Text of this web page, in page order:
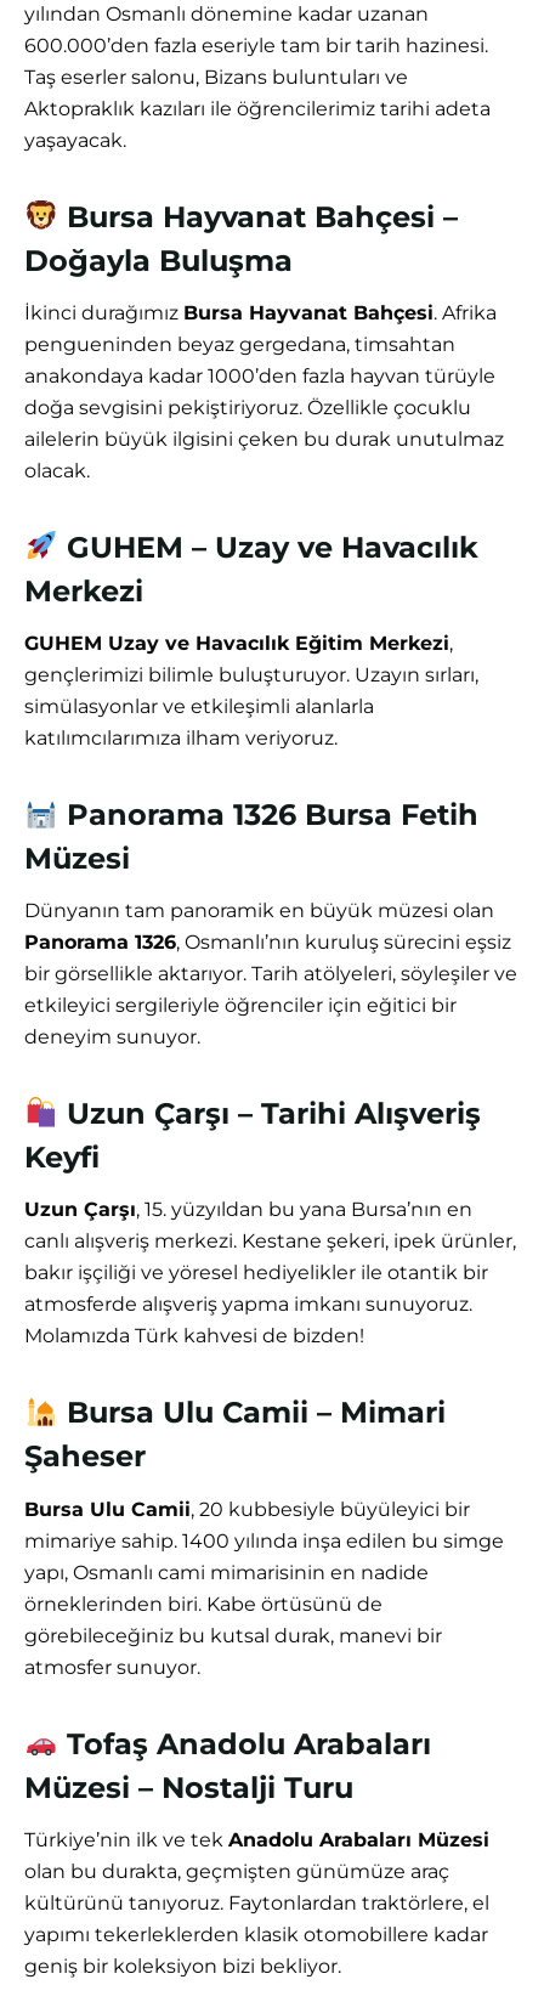
yılından Osmanlı dönemine kadar uzanan
600.000’den fazla eseriyle tam bir tarih hazinesi.
Taş eserler salonu, Bizans buluntuları ve
Aktopraklık kazıları ile öğrencilerimiz tarihi adeta
yaşayacak.
Bursa Hayvanat Bahçesi –
Doğayla Buluşma
İkinci durağımız Bursa Hayvanat Bahçesi. Afrika
pengueninden beyaz gergedana, timsahtan
anakondaya kadar 1000’den fazla hayvan türüyle
doğa sevgisini pekiştiriyoruz. Özellikle çocuklu
ailelerin büyük ilgisini çeken bu durak unutulmaz
olacak.
GUHEM – Uzay ve Havacılık
Merkezi
GUHEM Uzay ve Havacılık Eğitim Merkezi,
gençlerimizi bilimle buluşturuyor. Uzayın sırları,
simülasyonlar ve etkileşimli alanlarla
katılımcılarımıza ilham veriyoruz.
Panorama 1326 Bursa Fetih
Müzesi
Dünyanın tam panoramik en büyük müzesi olan
Panorama 1326, Osmanlı’nın kuruluş sürecini eşsiz
bir görsellikle aktarıyor. Tarih atölyeleri, söyleşiler ve
etkileyici sergileriyle öğrenciler için eğitici bir
deneyim sunuyor.
Uzun Çarşı – Tarihi Alışveriş
Keyfi
Uzun Çarşı, 15. yüzyıldan bu yana Bursa’nın en
canlı alışveriş merkezi. Kestane şekeri, ipek ürünler,
bakır işçiliği ve yöresel hediyelikler ile otantik bir
atmosferde alışveriş yapma imkanı sunuyoruz.
Molamızda Türk kahvesi de bizden!
Bursa Ulu Camii – Mimari
Şaheser
Bursa Ulu Camii, 20 kubbesiyle büyüleyici bir
mimariye sahip. 1400 yılında inşa edilen bu simge
yapı, Osmanlı cami mimarisinin en nadide
örneklerinden biri. Kabe örtüsünü de
görebileceğiniz bu kutsal durak, manevi bir
atmosfer sunuyor.
Tofaş Anadolu Arabaları
Müzesi – Nostalji Turu
Türkiye’nin ilk ve tek Anadolu Arabaları Müzesi
olan bu durakta, geçmişten günümüze araç
kültürünü tanıyoruz. Faytonlardan traktörlere, el
yapımı tekerleklerden klasik otomobillere kadar
geniş bir koleksiyon bizi bekliyor.